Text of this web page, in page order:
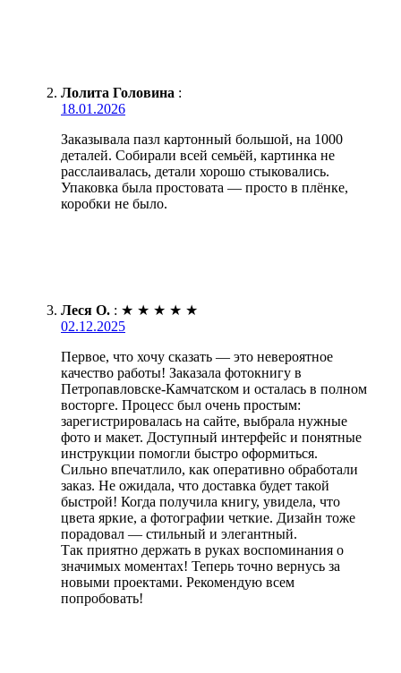
Лолита Головина :
18.01.2026
Заказывала пазл картонный большой, на 1000
деталей. Собирали всей семьёй, картинка не
расслаивалась, детали хорошо стыковались.
Упаковка была простовата — просто в плёнке,
коробки не было.
Леся О. : ★ ★ ★ ★ ★
02.12.2025
Первое, что хочу сказать — это невероятное
качество работы! Заказала фотокнигу в
Петропавловске-Камчатском и осталась в полном
восторге. Процесс был очень простым:
зарегистрировалась на сайте, выбрала нужные
фото и макет. Доступный интерфейс и понятные
инструкции помогли быстро оформиться.
Сильно впечатлило, как оперативно обработали
заказ. Не ожидала, что доставка будет такой
быстрой! Когда получила книгу, увидела, что
цвета яркие, а фотографии четкие. Дизайн тоже
порадовал — стильный и элегантный.
Так приятно держать в руках воспоминания о
значимых моментах! Теперь точно вернусь за
новыми проектами. Рекомендую всем
попробовать!